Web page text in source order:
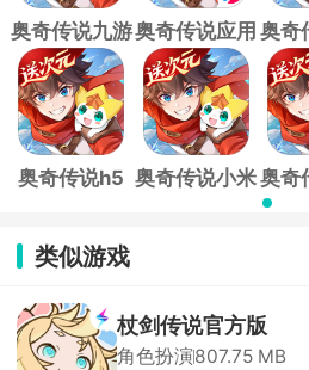
奥奇传说九游
版
奥奇传说应用
宝版
奥奇
奥奇传说h5 奥奇传说小米奥奇
类似游戏
杖剑传说官方版
角色扮演807.75 MB